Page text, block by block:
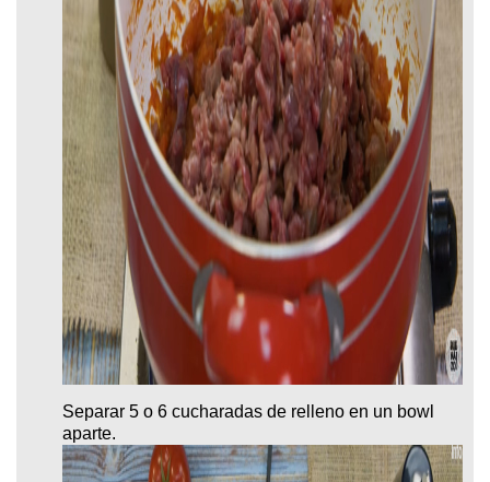
Separar 5 o 6 cucharadas de relleno en un bowl
aparte.